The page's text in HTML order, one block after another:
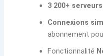
3 200+ serveurs
Connexions
abonnement
Fonctionnalité